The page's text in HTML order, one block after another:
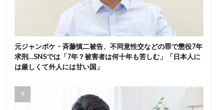
元ジャンポケ・斉藤慎二被告、不同意性交などの罪で懲役7年
求刑…SNSでは「7年？被害者は何十年も苦しむ」「日本人に
は厳しくて外人には甘い国」